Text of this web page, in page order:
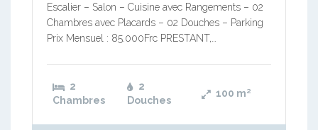
Escalier – Salon – Cuisine avec Rangements – 02
Chambres avec Placards – 02 Douches – Parking
Prix Mensuel : 85.000Frc PRESTANT,…
2
Chambres
2
Douches
100 m²